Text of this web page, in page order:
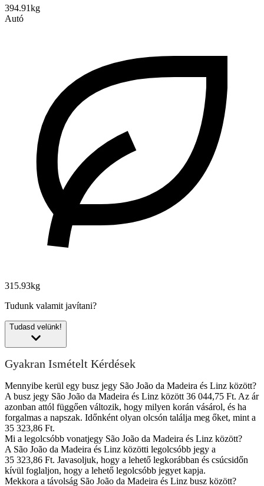
394.91kg
Autó
315.93kg
Tudunk valamit javítani?
Tudasd velünk!
Gyakran Ismételt Kérdések
Mennyibe kerül egy busz jegy São João da Madeira és Linz között?
A busz jegy São João da Madeira és Linz között 36 044,75 Ft. Az ár
azonban attól függően változik, hogy milyen korán vásárol, és ha
forgalmas a napszak. Időnként olyan olcsón találja meg őket, mint a
35 323,86 Ft.
Mi a legolcsóbb vonatjegy São João da Madeira és Linz között?
A São João da Madeira és Linz közötti legolcsóbb jegy a
35 323,86 Ft. Javasoljuk, hogy a lehető legkorábban és csúcsidőn
kívül foglaljon, hogy a lehető legolcsóbb jegyet kapja.
Mekkora a távolság São João da Madeira és Linz busz között?